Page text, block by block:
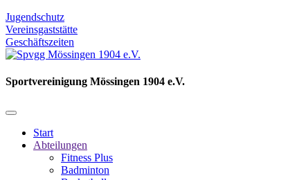
Jugendschutz
Vereinsgaststätte
Geschäftszeiten
Sportvereinigung Mössingen 1904 e.V.
Start
Abteilungen
Fitness Plus
Badminton